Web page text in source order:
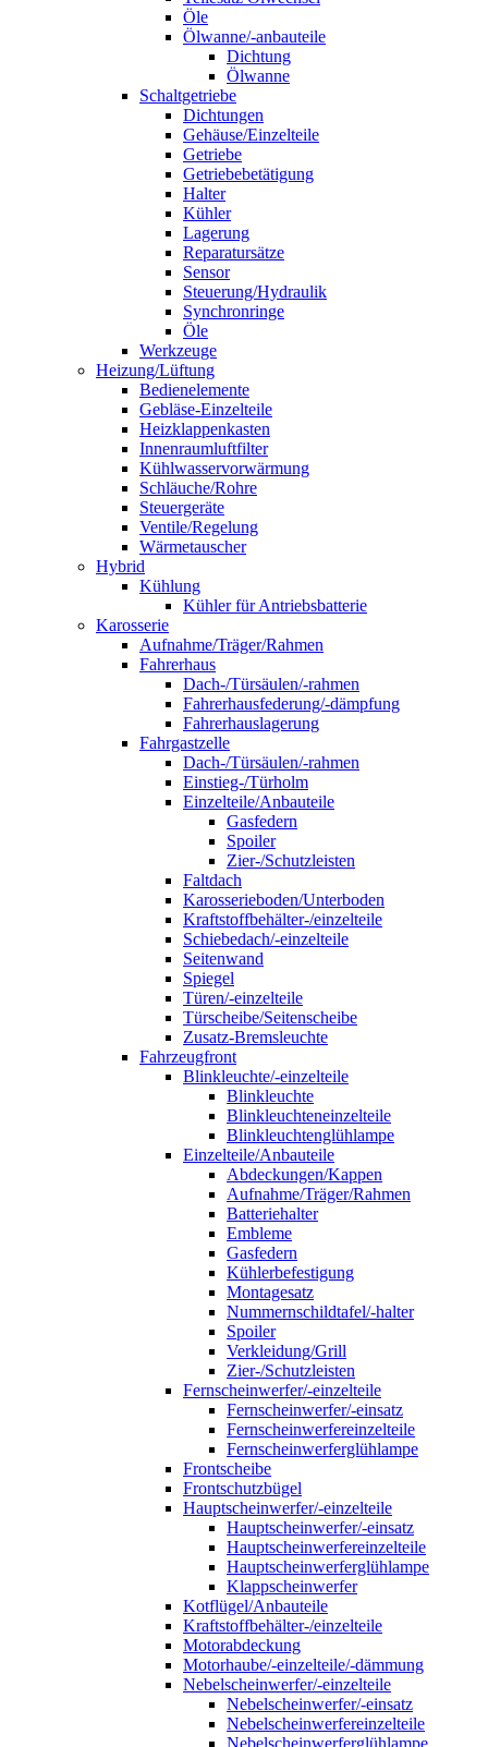
Öle
Ölwanne/-anbauteile
Dichtung
Ölwanne
Schaltgetriebe
Dichtungen
Gehäuse/Einzelteile
Getriebe
Getriebebetätigung
Halter
Kühler
Lagerung
Reparatursätze
Sensor
Steuerung/Hydraulik
Synchronringe
Öle
Werkzeuge
Heizung/Lüftung
Bedienelemente
Gebläse-Einzelteile
Heizklappenkasten
Innenraumluftfilter
Kühlwasservorwärmung
Schläuche/Rohre
Steuergeräte
Ventile/Regelung
Wärmetauscher
Hybrid
Kühlung
Kühler für Antriebsbatterie
Karosserie
Aufnahme/Träger/Rahmen
Fahrerhaus
Dach-/Türsäulen/-rahmen
Fahrerhausfederung/-dämpfung
Fahrerhauslagerung
Fahrgastzelle
Dach-/Türsäulen/-rahmen
Einstieg-/Türholm
Einzelteile/Anbauteile
Gasfedern
Spoiler
Zier-/Schutzleisten
Faltdach
Karosserieboden/Unterboden
Kraftstoffbehälter-/einzelteile
Schiebedach/-einzelteile
Seitenwand
Spiegel
Türen/-einzelteile
Türscheibe/Seitenscheibe
Zusatz-Bremsleuchte
Fahrzeugfront
Blinkleuchte/-einzelteile
Blinkleuchte
Blinkleuchteneinzelteile
Blinkleuchtenglühlampe
Einzelteile/Anbauteile
Abdeckungen/Kappen
Aufnahme/Träger/Rahmen
Batteriehalter
Embleme
Gasfedern
Kühlerbefestigung
Montagesatz
Nummernschildtafel/-halter
Spoiler
Verkleidung/Grill
Zier-/Schutzleisten
Fernscheinwerfer/-einzelteile
Fernscheinwerfer/-einsatz
Fernscheinwerfereinzelteile
Fernscheinwerferglühlampe
Frontscheibe
Frontschutzbügel
Hauptscheinwerfer/-einzelteile
Hauptscheinwerfer/-einsatz
Hauptscheinwerfereinzelteile
Hauptscheinwerferglühlampe
Klappscheinwerfer
Kotflügel/Anbauteile
Kraftstoffbehälter-/einzelteile
Motorabdeckung
Motorhaube/-einzelteile/-dämmung
Nebelscheinwerfer/-einzelteile
Nebelscheinwerfer/-einsatz
Nebelscheinwerfereinzelteile
Nebelscheinwerferglühlampe